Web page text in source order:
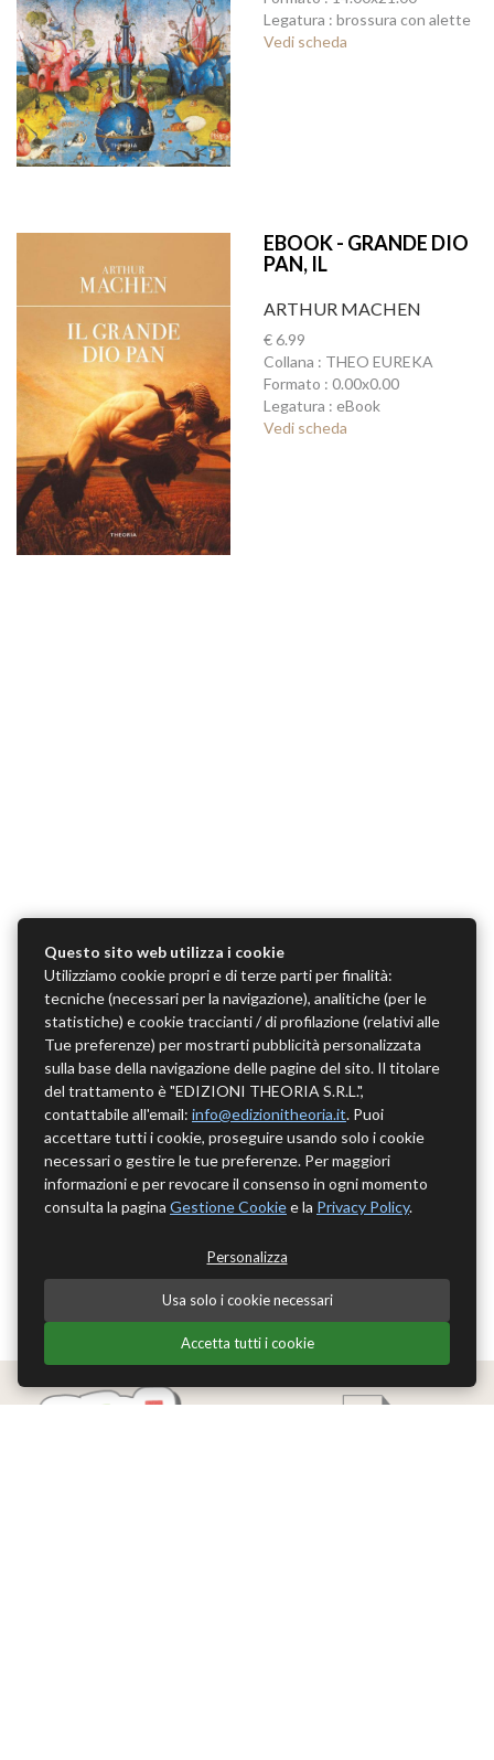
Legatura : brossura con alette
Vedi scheda
EBOOK - GRANDE DIO
PAN, IL
ARTHUR MACHEN
€ 6.99
Collana : THEO EUREKA
Formato : 0.00x0.00
Legatura : eBook
Vedi scheda
Questo sito web utilizza i cookie
Utilizziamo cookie propri e di terze parti per finalità:
tecniche (necessari per la navigazione), analitiche (per le
statistiche) e cookie traccianti / di profilazione (relativi alle
Tue preferenze) per mostrarti pubblicità personalizzata
sulla base della navigazione delle pagine del sito. Il titolare
del trattamento è "EDIZIONI THEORIA S.R.L.",
contattabile all'email: info@edizionitheoria.it. Puoi
accettare tutti i cookie, proseguire usando solo i cookie
necessari o gestire le tue preferenze. Per maggiori
informazioni e per revocare il consenso in ogni momento
consulta la pagina Gestione Cookiee la Privacy Policy.
Personalizza
Usa solo i cookie necessari
Accetta tutti i cookie